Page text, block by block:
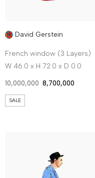
David Gerstein
French window (3 Layers)
W 46.0 x H 72.0 x D 0.0
10,000,000 8,700,000
SALE